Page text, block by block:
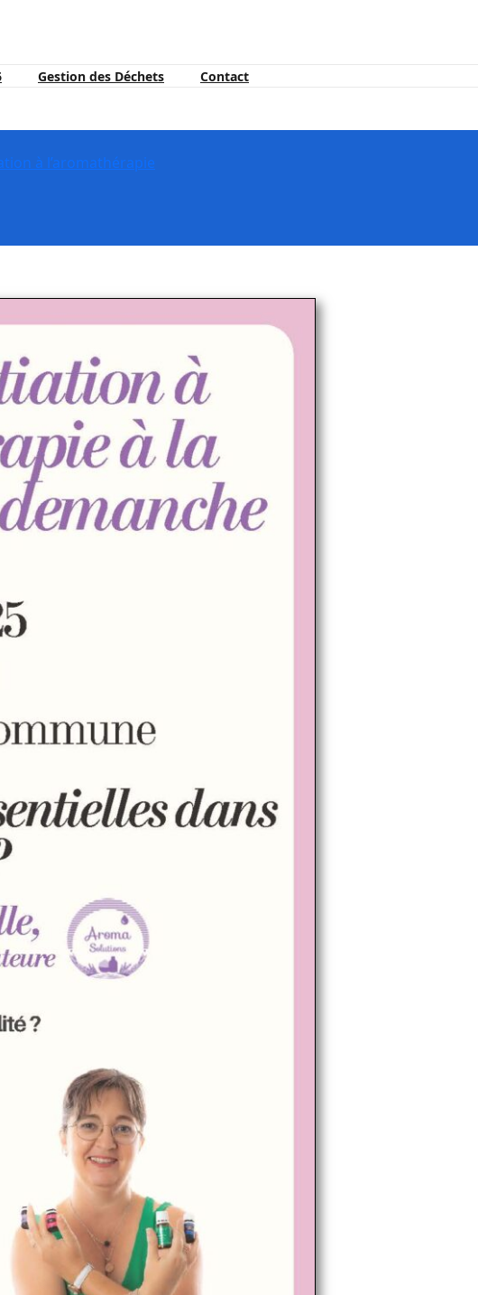
Gestion des Déchets Contact
à l’aromathérapie